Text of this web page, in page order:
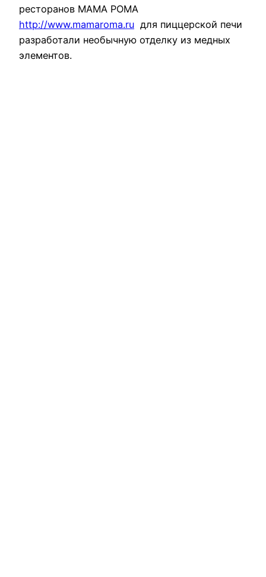
ресторанов МАМА РОМА
http://www.mamaroma.ru для пиццерской печи
разработали необычную отделку из медных
элементов.